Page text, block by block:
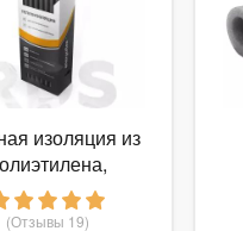
изоляция из
20мм, 2м,
(Отзывы 19)